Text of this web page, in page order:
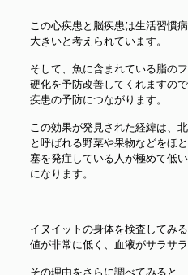
この心疾患と脳疾患は生活習慣
大きいと考えられています。
そして、魚に含まれている脂の
硬化を予防改善してくれますの
疾患の予防につながります。
この効果が発見された経緯は、
と呼ばれる野菜や果物などをほ
塞を発症している人が極めて低
になります。
イヌイットの身体を検査してみ
値が非常に低く、血液がサラサ
その理由をさらに調べてみると